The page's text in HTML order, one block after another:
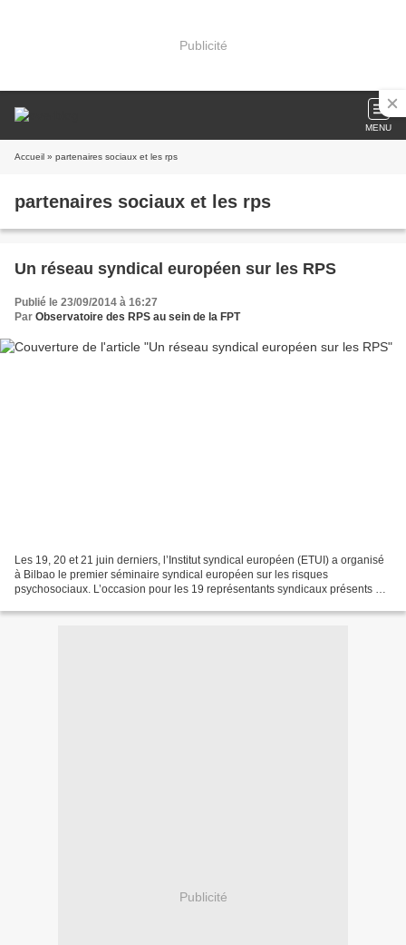
Publicité
MENU
Accueil » partenaires sociaux et les rps
partenaires sociaux et les rps
Un réseau syndical européen sur les RPS
Publié le 23/09/2014 à 16:27
Par Observatoire des RPS au sein de la FPT
Les 19, 20 et 21 juin derniers, l’Institut syndical européen (ETUI) a organisé
à Bilbao le premier séminaire syndical européen sur les risques
psychosociaux. L’occasion pour les 19 représentants syndicaux présents de
Publicité